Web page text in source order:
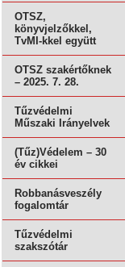
OTSZ,
könyvjelzőkkel,
TvMI-kkel együtt
OTSZ szakértőknek
– 2025. 7. 28.
Tűzvédelmi
Műszaki Irányelvek
(Tűz)Védelem – 30
év cikkei
Robbanásveszély
fogalomtár
Tűzvédelmi
szakszótár